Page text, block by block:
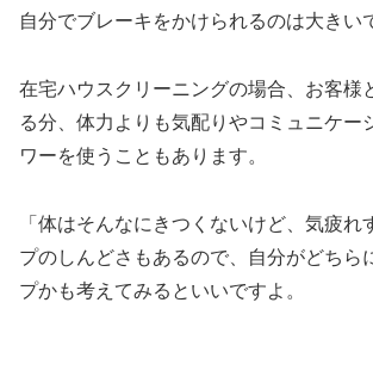
自分でブレーキをかけられるのは大きい
在宅ハウスクリーニングの場合、お客様
る分、 体力よりも気配りやコミュニケー
ワーを使う こともあります。
「体はそんなにきつくないけど、気疲れ
プのしんどさもあるので、自分がどちら
プかも考えてみるといいですよ。